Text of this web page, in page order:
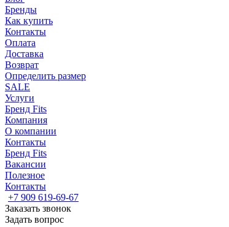
Бренды
Как купить
Контакты
Оплата
Доставка
Возврат
Определить размер
SALE
Услуги
Бренд Fits
Компания
О компании
Контакты
Бренд Fits
Вакансии
Полезное
Контакты
+7 909 619-69-67
Заказать звонок
Задать вопрос